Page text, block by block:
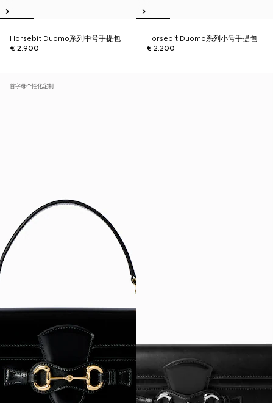
Horsebit Duomo系列中号手提包
€ 2.900
Horsebit Duomo系列小号手提包
€ 2.200
首字母个性化定制